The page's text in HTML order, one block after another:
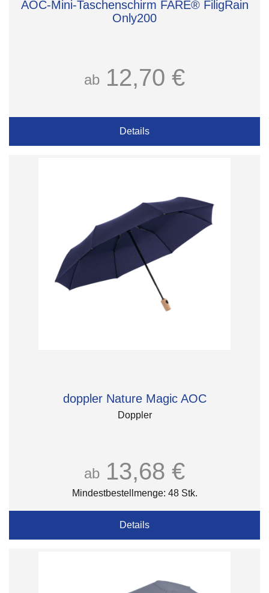
AOC-Mini-Taschenschirm FARE® FiligRain
Only200
ab 12,70 €
Details
doppler Nature Magic AOC
Doppler
ab 13,68 €
Mindestbestellmenge: 48 Stk.
Details